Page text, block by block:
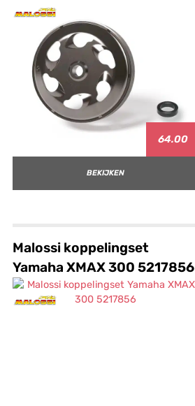
64.00
BEKIJKEN
Malossi koppelingset
Yamaha XMAX 300 5217856